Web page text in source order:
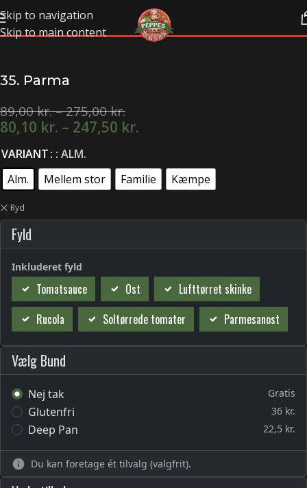
Skip to navigation
Skip to main content
35. Parma
89,00kr. – 275,00kr.
80,10 kr. – 247,50 kr.
VARIANT : ALM.
Alm.
Mellem stor Familie Kæmpe
Ryd